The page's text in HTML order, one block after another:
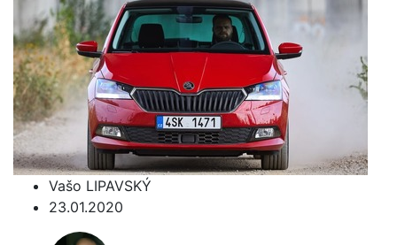
Vašo LIPAVSKÝ
23.01.2020